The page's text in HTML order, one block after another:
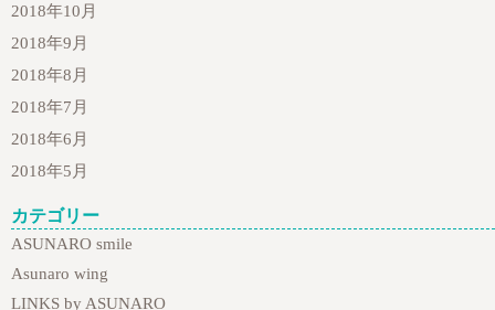
2018年10月
2018年9月
2018年8月
2018年7月
2018年6月
2018年5月
カテゴリー
ASUNARO smile
Asunaro wing
LINKS by ASUNARO